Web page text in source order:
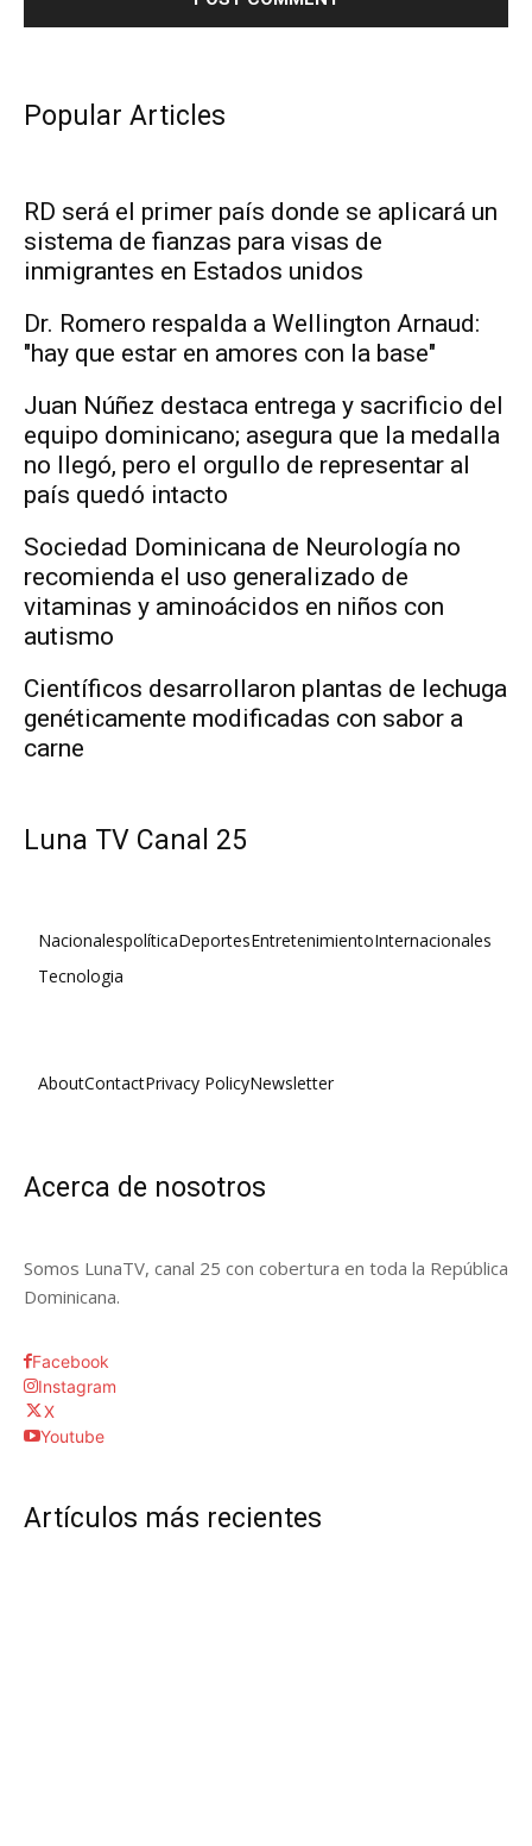
Popular Articles
RD será el primer país donde se aplicará un
sistema de fianzas para visas de
inmigrantes en Estados unidos
Dr. Romero respalda a Wellington Arnaud:
"hay que estar en amores con la base"
Juan Núñez destaca entrega y sacrificio del
equipo dominicano; asegura que la medalla
no llegó, pero el orgullo de representar al
país quedó intacto
Sociedad Dominicana de Neurología no
recomienda el uso generalizado de
vitaminas y aminoácidos en niños con
autismo
Científicos desarrollaron plantas de lechuga
genéticamente modificadas con sabor a
carne
Luna TV Canal 25
NacionalespolíticaDeportesEntretenimientoInternacionales
Tecnologia
AboutContactPrivacy PolicyNewsletter
Acerca de nosotros
Somos LunaTV, canal 25 con cobertura en toda la República
Dominicana.
Facebook
Instagram
X
Youtube
Artículos más recientes